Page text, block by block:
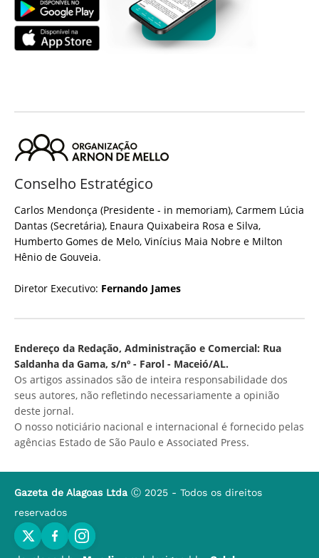
Conselho Estratégico
Carlos Mendonça (Presidente - in memoriam), Carmem Lúcia
Dantas (Secretária), Enaura Quixabeira Rosa e Silva,
Humberto Gomes de Melo, Vinícius Maia Nobre e Milton
Hênio de Gouveia.
Diretor Executivo: Fernando James
Endereço da Redação, Administração e Comercial: Rua
Saldanha da Gama, s/nº - Farol - Maceió/AL.
Os artigos assinados são de inteira responsabilidade dos
seus autores, não refletindo necessariamente a opinião
deste jornal.
O nosso noticiário nacional e internacional é fornecido pelas
agências Estado de São Paulo e Associated Press.
Gazeta de Alagoas Ltda Ⓒ 2025 - Todos os direitos
reservados